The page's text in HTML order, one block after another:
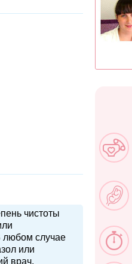
чистоты
любом случае
или
врач.